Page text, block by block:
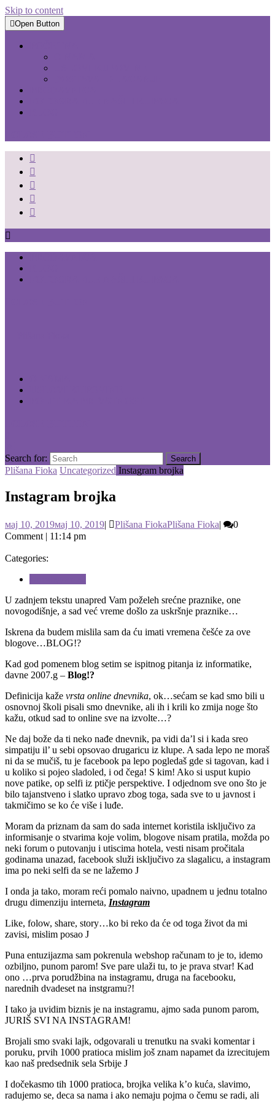
Skip to content
Open Button
Search for:
Plišana Fioka Uncategorized Instagram brojka
Instagram brojka
мај 10, 2019мај 10, 2019| Plišana FiokaPlišana Fioka|
0
Comment | 11:14 pm
Categories:
U zadnjem tekstu unapred Vam poželeh srećne praznike, one
novogodišnje, a sad već vreme došlo za uskršnje praznike…
Iskrena da budem mislila sam da ću imati vremena češće za ove
blogove…BLOG!?
Kad god pomenem blog setim se ispitnog pitanja iz informatike,
davne 2007.g – Blog!?
Definicija kaže vrsta online dnevnika, ok…sećam se kad smo bili u
osnovnoj školi pisali smo dnevnike, ali ih i krili ko zmija noge što
kažu, otkud sad to online sve na izvolte…?
Ne daj bože da ti neko nađe dnevnik, pa vidi da’l si i kada sreo
simpatiju il’ u sebi opsovao drugaricu iz klupe. A sada lepo ne moraš
ni da se mučiš, tu je facebook pa lepo pogledaš gde si tagovan, kad i
u koliko si pojeo sladoled, i od čega! S kim! Ako si usput kupio
nove patike, op selfi iz ptičje perspektive. I odjednom sve ono što je
bilo tajanstveno i slatko upravo zbog toga, sada sve to u javnost i
takmičimo se ko će više i luđe.
Moram da priznam da sam do sada internet koristila isključivo za
informisanje o stvarima koje volim, blogove nisam pratila, možda po
neki forum o putovanju i utiscima hotela, vesti nisam pročitala
godinama unazad, facebook služi isključivo za slagalicu, a instagram
ima po neki selfi da se ne lažemo J
I onda ja tako, moram reći pomalo naivno, upadnem u jednu totalno
drugu dimenziju interneta, Instagram
Like, folow, share, story…ko bi reko da će od toga život da mi
zavisi, mislim posao J
Puna entuzijazma sam pokrenula webshop računam to je to, idemo
ozbiljno, punom parom! Sve pare ulaži tu, to je prava stvar! Kad
ono …prva porudžbina na instagramu, druga na facebooku,
narednih dvadeset na instgramu?!
I tako ja uvidim biznis je na instagramu, ajmo sada punom parom,
JURIŠ SVI NA INSTAGRAM!
Brojali smo svaki lajk, odgovarali u trenutku na svaki komentar i
poruku, prvih 1000 pratioca mislim još znam napamet da izrecitujem
kao naš predsednik sela Srbije J
I dočekasmo tih 1000 pratioca, brojka velika k’o kuća, slavimo,
radujemo se, deca sa nama i ako nemaju pojma o čemu se radi, ali